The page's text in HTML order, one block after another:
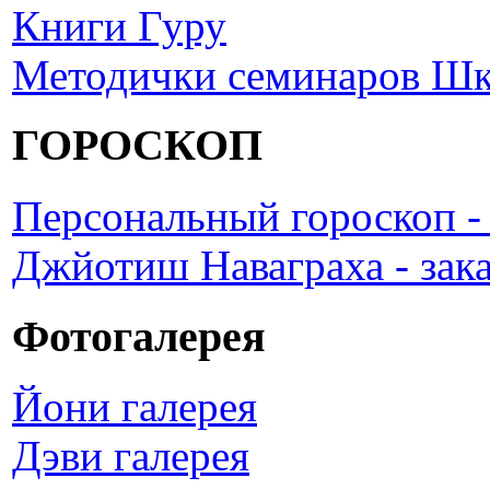
Книги Гуру
Методички семинаров
ГОРОСКОП
Персональный гороскоп -
Джйотиш Наваграха -
Фотогалерея
Йони галерея
Дэви галерея